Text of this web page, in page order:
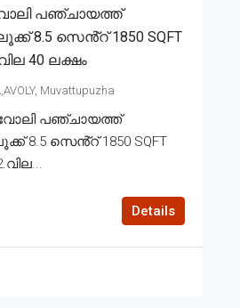
പഞ്ചായത്ത്
8.5 സെൻ്റ് 1850 SQFT
40 ലക്ഷം
Muvattupuzha
പഞ്ചായത്ത്
8.5 സെൻ്റ് 1850 SQFT
Details